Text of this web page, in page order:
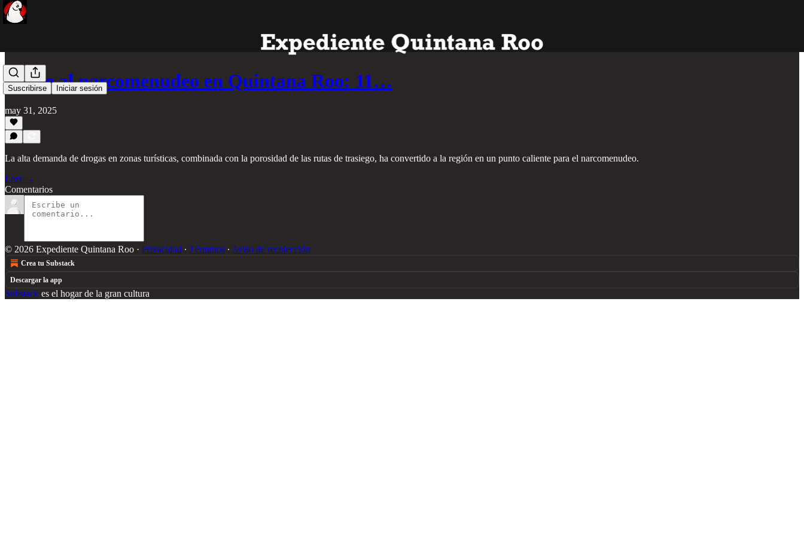
Suscribirse Iniciar sesión
Golpe al narcomenudeo en Quintana Roo: 11…
may 31, 2025
La alta demanda de drogas en zonas turísticas, combinada con la porosidad de las rutas de trasiego, ha convertido a la región en un punto caliente para el narcomenudeo.
Leer →
Comentarios
© 2026 Expediente Quintana Roo · Privacidad ∙ Términos ∙ Aviso de recolección
Crea tu Substack
Descargar la app
Substack es el hogar de la gran cultura